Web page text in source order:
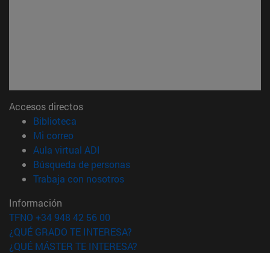
Accesos directos
Biblioteca
Mi correo(abre en nueva ventana)
Aula virtual ADI
Búsqueda de personas(abre en nueva ventana)
Trabaja con nosotros(abre en nueva ventana)
Información
TFNO +34 948 42 56 00
¿QUÉ GRADO TE INTERESA?
¿QUÉ MÁSTER TE INTERESA?